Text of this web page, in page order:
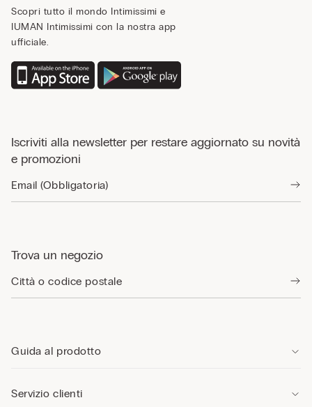
Scopri tutto il mondo Intimissimi e
IUMAN Intimissimi con la nostra app
ufficiale.
Iscriviti alla newsletter per restare aggiornato su novità
e promozioni
Trova un negozio
Guida al prodotto
Servizio clienti